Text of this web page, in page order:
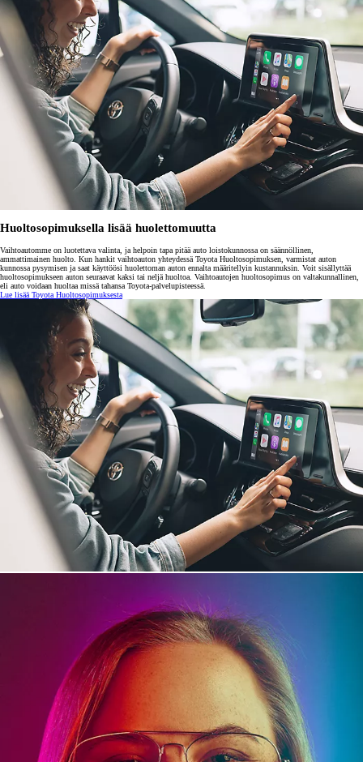
Huoltosopimuksella lisää huolettomuutta
Vaihtoautomme on luotettava valinta, ja helpoin tapa pitää auto loistokunnossa on säännöllinen,
ammattimainen huolto. Kun hankit vaihtoauton yhteydessä Toyota Huoltosopimuksen, varmistat auton
kunnossa pysymisen ja saat käyttöösi huolettoman auton ennalta määritellyin kustannuksin. Voit sisällyttää
huoltosopimukseen auton seuraavat kaksi tai neljä huoltoa. Vaihtoautojen huoltosopimus on valtakunnallinen,
eli auto voidaan huoltaa missä tahansa Toyota-palvelupisteessä.
Lue lisää Toyota Huoltosopimuksesta